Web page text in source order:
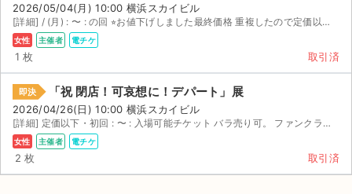
サイト情報
チケットジャム運営会社
チケットジャム利用規約
プライバシーポリシー
2026/05/04(月) 10:00 横浜スカイビル
[詳細] / (月) : 〜 : の回 ⭐︎お値下げしました最終価格 重複したので定価以下で出...
女性 主催者 電チケ
1 枚 取引済
即決 「祝 閉店！可哀想に！デパート」展
2026/04/26(日) 10:00 横浜スカイビル
[詳細] 定価以下・初回 : 〜 : 入場可能チケット バラ売り可。 ファンクラブ最速先行チケッ...
女性 主催者 電チケ
2 枚 取引済